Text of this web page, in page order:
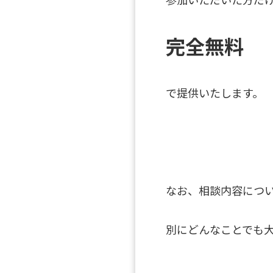
完全無料
で提供いたします。
なお、相談内容につ
別にどんなことでも